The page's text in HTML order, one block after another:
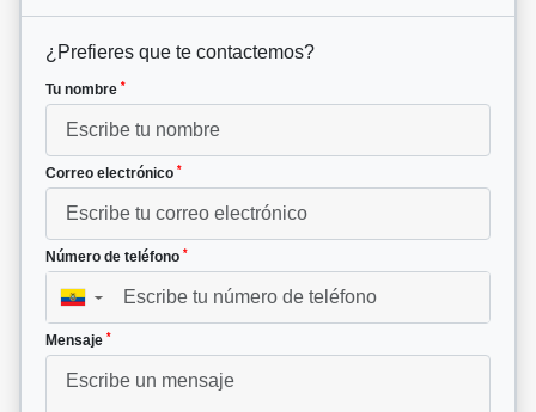
¿Prefieres que te contactemos?
Tu nombre *
Correo electrónico *
Número de teléfono *
▼
Mensaje *